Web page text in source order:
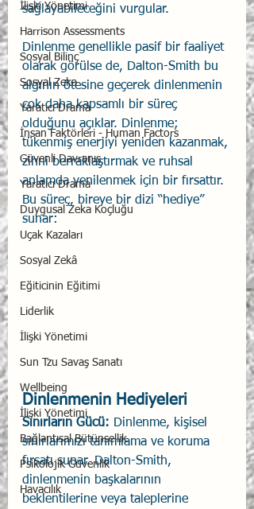
İlişki Yönetimi
Harrison Assessments
Sosyal Bilinç
Sosyal Zeka
Yaratıcı Drama
İnsan Faktörleri - Human Factors
Güvenli Davranış
Yaratıcı Drama
Duygusal Zeka Koçluğu
Uçak Kazaları
Sosyal Zekâ
Eğiticinin Eğitimi
Liderlik
İlişki Yönetimi
Sun Tzu Savaş Sanatı
Wellbeing
İlişki Yönetimi
Bağlantısal Bütünsellik
Psikolojik Güvenlik
Havacılık
sağlayabileceğini vurgular.
Dinlenme genellikle pasif bir faaliyet
olarak görülse de, Dalton-Smith bu
algının ötesine geçerek dinlenmenin
çok daha kapsamlı bir süreç
olduğunu açıklar. Dinlenme;
tükenmiş enerjiyi yeniden kazanmak,
zihni berraklaştırmak ve ruhsal
anlamda yenilenmek için bir fırsattır.
Bu süreç, bireye bir dizi “hediye”
sunar:
Dinlenmenin Hediyeleri
Sınırların Gücü: Dinlenme, kişisel
sınırlarımızı tanımlama ve koruma
fırsatı sunar. Dalton-Smith,
dinlenmenin başkalarının
beklentilerine veya taleplerine